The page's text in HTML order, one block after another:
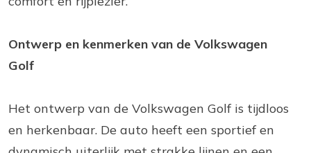
Ontwerp en kenmerken van de Volkswagen
Golf
Het ontwerp van de Volkswagen Golf is tijdloos
en herkenbaar. De auto heeft een sportief en